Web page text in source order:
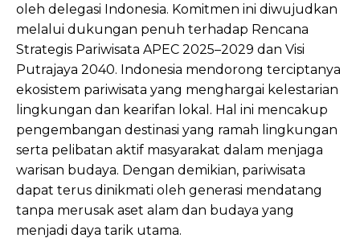
oleh delegasi Indonesia. Komitmen ini diwujudkan
melalui dukungan penuh terhadap Rencana
Strategis Pariwisata APEC 2025–2029 dan Visi
Putrajaya 2040. Indonesia mendorong terciptanya
ekosistem pariwisata yang menghargai kelestarian
lingkungan dan kearifan lokal. Hal ini mencakup
pengembangan destinasi yang ramah lingkungan
serta pelibatan aktif masyarakat dalam menjaga
warisan budaya. Dengan demikian, pariwisata
dapat terus dinikmati oleh generasi mendatang
tanpa merusak aset alam dan budaya yang
menjadi daya tarik utama.